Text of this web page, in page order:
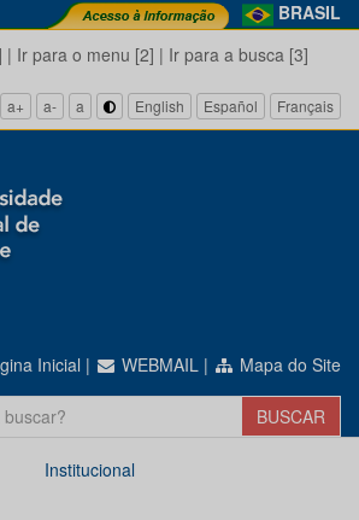
BRASIL
| Ir para o menu [2] | Ir para a busca [3]
a+ a- a English Español Français
Inicial | WEBMAIL | Mapa do Site
Institucional